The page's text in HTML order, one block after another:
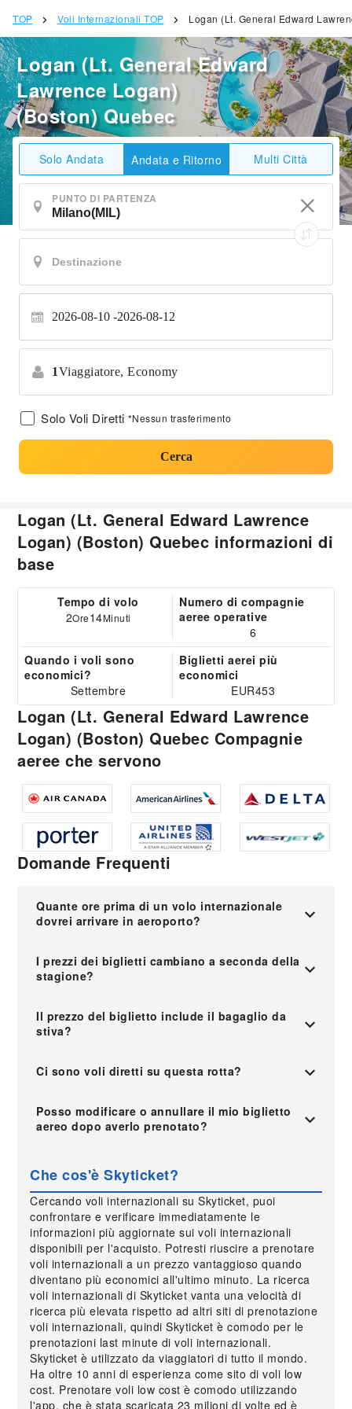
TOP Voli Internazionali TOP Logan (Lt. General Edward
Logan (Lt. General Edward
Lawrence Logan)
(Boston) Quebec
Solo Andata Andata e Ritorno Multi Città
PUNTO DI PARTENZA
2026-08-10 2026-08-12
1Viaggiatore, Economy
Solo Voli Diretti *Nessun trasferimento
Cerca
Logan (Lt. General Edward Lawrence
Logan) (Boston) Quebec informazioni di
base
Tempo di volo
2Ore14Minuti
Numero di compagnie
aeree operative
6
Quando i voli sono
economici?
Settembre
Biglietti aerei più
economici
EUR453
Logan (Lt. General Edward Lawrence
Logan) (Boston) Quebec Compagnie
aeree che servono
Domande Frequenti
Quante ore prima di un volo internazionale
dovrei arrivare in aeroporto?
I prezzi dei biglietti cambiano a seconda della
stagione?
Il prezzo del biglietto include il bagaglio da
stiva?
Ci sono voli diretti su questa rotta?
Posso modificare o annullare il mio biglietto
aereo dopo averlo prenotato?
Che cos'è Skyticket?
Cercando voli internazionali su Skyticket, puoi
confrontare e verificare immediatamente le
informazioni più aggiornate sui voli internazionali
disponibili per l'acquisto. Potresti riuscire a prenotare
voli internazionali a un prezzo vantaggioso quando
diventano più economici all'ultimo minuto. La ricerca
voli internazionali di Skyticket vanta una velocità di
ricerca più elevata rispetto ad altri siti di prenotazione
voli internazionali, quindi Skyticket è comodo per le
prenotazioni last minute di voli internazionali.
Skyticket è utilizzato da viaggiatori di tutto il mondo.
Ha oltre 10 anni di esperienza come sito di voli low
cost. Prenotare voli low cost è comodo utilizzando
l'app, che è stata scaricata 23 milioni di volte ed è